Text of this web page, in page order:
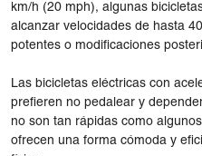
km/h (20 mph), algunas
alcanzar velocidades de hasta
potentes o modificaciones
Las bicicletas eléctricas con
prefieren no pedalear y
no son tan rápidas como
ofrecen una forma cómoda y